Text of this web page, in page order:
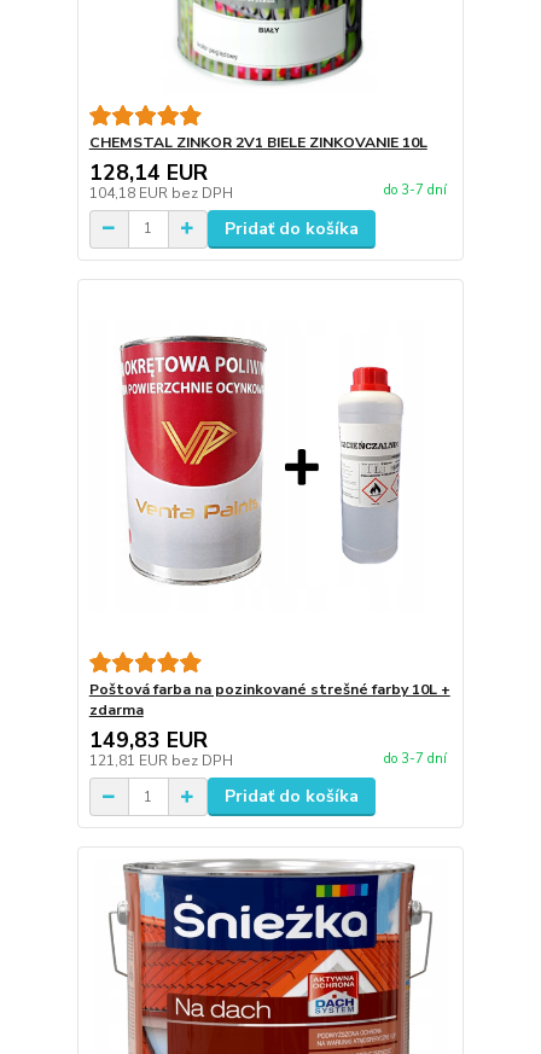
CHEMSTAL ZINKOR 2V1 BIELE ZINKOVANIE 10L
128,14 EUR
104,18 EUR bez DPH do 3-7 dní
Pridať do košíka
Poštová farba na pozinkované strešné farby 10L +
zdarma
149,83 EUR
121,81 EUR bez DPH do 3-7 dní
Pridať do košíka